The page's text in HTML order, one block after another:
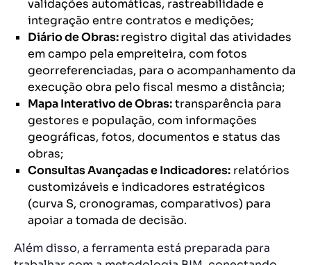
validações automáticas, rastreabilidade e
integração entre contratos e medições;
Diário de Obras:registro digital das atividades
em campo pela empreiteira, com fotos
georreferenciadas, para o acompanhamento da
execução obra pelo fiscal mesmo a distância;
Mapa Interativo de Obras:transparência para
gestores e população, com informações
geográficas, fotos, documentos e status das
obras;
Consultas Avançadas e Indicadores: relatórios
customizáveis e indicadores estratégicos
(curva S, cronogramas, comparativos) para
apoiar a tomada de decisão.
Além disso, a ferramenta está preparada para